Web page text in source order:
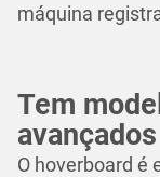
máquina
Tem
avançados
O hoverboard é